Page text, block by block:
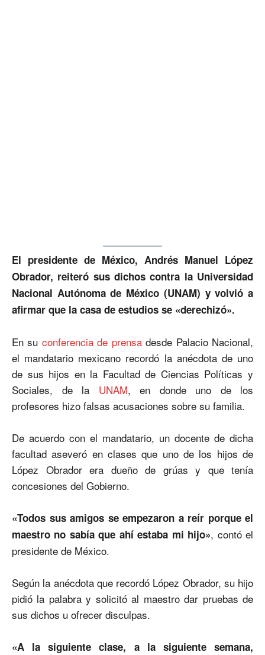
El presidente de México, Andrés Manuel López
Obrador, reiteró sus dichos contra la Universidad
Nacional Autónoma de México (UNAM) y volvió a
afirmar que la casa de estudios se «derechizó».
En su conferencia de prensadesde Palacio Nacional,
el mandatario mexicano recordó la anécdota de uno
de sus hijos en la Facultad de Ciencias Políticas y
Sociales, de la UNAM, en donde uno de los
profesores hizo falsas acusaciones sobre su familia.
De acuerdo con el mandatario, un docente de dicha
facultad aseveró en clases que uno de los hijos de
López Obrador era dueño de grúas y que tenía
concesiones del Gobierno.
«Todos sus amigos se empezaron a reír porque el
maestro no sabía que ahí estaba mi hijo», contó el
presidente de México.
Según la anécdota que recordó López Obrador, su hijo
pidió la palabra y solicitó al maestro dar pruebas de
sus dichos u ofrecer disculpas.
«A la siguiente clase, a la siguiente semana,